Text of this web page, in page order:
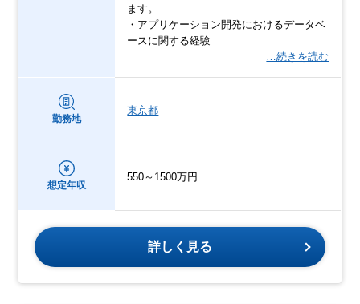
ます。
・アプリケーション開発におけるデータベ
ースに関する経験
…続きを読む
勤務地
東京都
想定年収
550～1500万円
詳しく見る